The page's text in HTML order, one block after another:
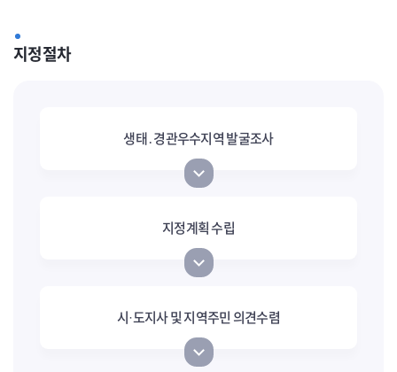
지정절차
생태․경관우수지역 발굴조사
지정계획 수립
시·도지사 및 지역주민 의견수렴